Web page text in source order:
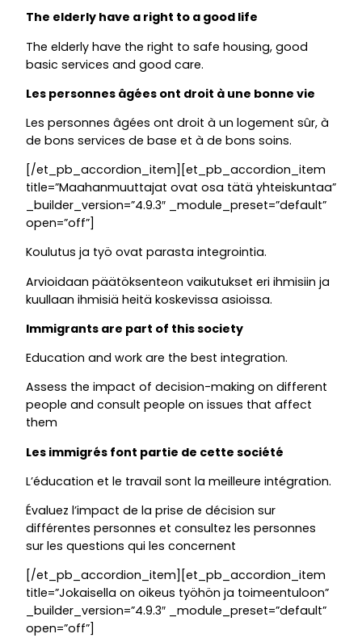
The elderly have a right to a good life
The elderly have the right to safe housing, good
basic services and good care.
Les personnes âgées ont droit à une bonne vie
Les personnes âgées ont droit à un logement sûr, à
de bons services de base et à de bons soins.
[/et_pb_accordion_item][et_pb_accordion_item
title=”Maahanmuuttajat ovat osa tätä yhteiskuntaa”
_builder_version=”4.9.3″ _module_preset=”default”
open=”off”]
Koulutus ja työ ovat parasta integrointia.
Arvioidaan päätöksenteon vaikutukset eri ihmisiin ja
kuullaan ihmisiä heitä koskevissa asioissa.
Immigrants are part of this society
Education and work are the best integration.
Assess the impact of decision-making on different
people and consult people on issues that affect
them
Les immigrés font partie de cette société
L’éducation et le travail sont la meilleure intégration.
Évaluez l’impact de la prise de décision sur
différentes personnes et consultez les personnes
sur les questions qui les concernent
[/et_pb_accordion_item][et_pb_accordion_item
title=”Jokaisella on oikeus työhön ja toimeentuloon”
_builder_version=”4.9.3″ _module_preset=”default”
open=”off”]